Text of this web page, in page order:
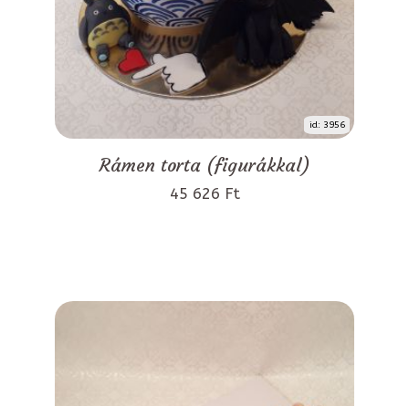
id: 3956
Rámen torta (figurákkal)
45 626 Ft